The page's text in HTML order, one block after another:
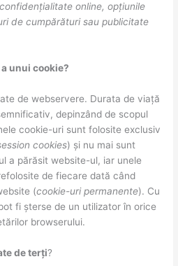
online, opțiunile
de cumpărături sau publicitate
unui cookie?
de webservere. Durata de viață
depinzând de scopul
cookie-uri sunt folosite exclusiv
cookies) și nu mai sunt
a părăsit website-ul, iar unele
de fiecare dată când
(cookie-uri permanente). Cu
fi șterse de un utilizator în orice
browserului.
de terți?